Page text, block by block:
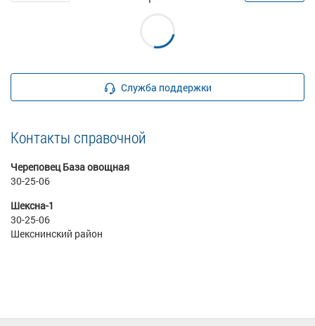
Служба поддержки
Контакты справочной
Череповец База овощная
30-25-06
Шексна-1
30-25-06
Шекснинский район